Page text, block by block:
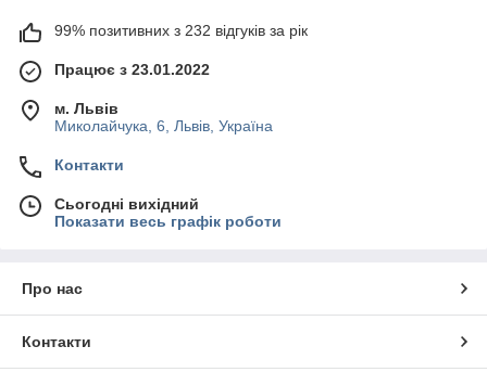
99% позитивних з 232 відгуків за рік
Працює з 23.01.2022
м. Львів
Миколайчука, 6, Львів, Україна
Контакти
Сьогодні вихідний
Показати весь графік роботи
Про нас
Контакти